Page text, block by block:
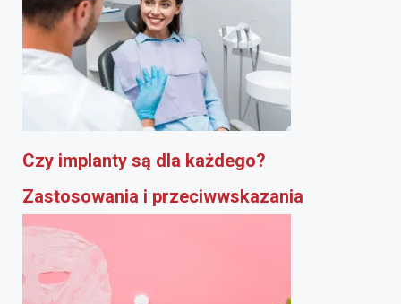
Czy implanty są dla każdego?
Zastosowania i przeciwwskazania